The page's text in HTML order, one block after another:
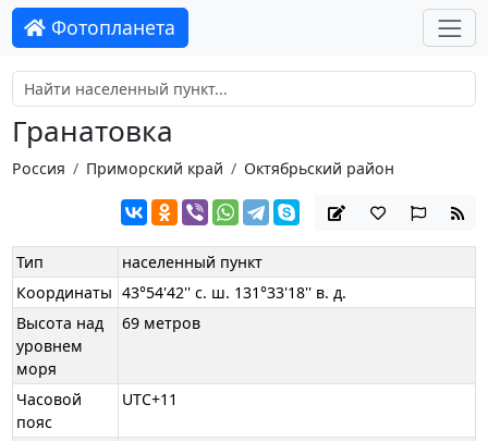
Фотопланета
Гранатовка
Россия Приморский край Октябрьский район
Тип
населенный пункт
Координаты 43°54'42'' с. ш. 131°33'18'' в. д.
Высота над
уровнем
моря
69 метров
Часовой
пояс
UTC+11